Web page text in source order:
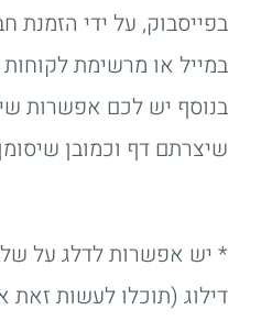
בפייסבוק, על ידי הזמנת
במייל או מרשימת
בנוסף יש לכם אפשרות
שיצרתם דף וכמובן
* יש אפשרות לדלג על
דילוג (תוכלו לעשות זאת